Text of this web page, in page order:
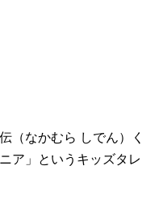
（なかむら しでん）く
ア」というキッズタレ